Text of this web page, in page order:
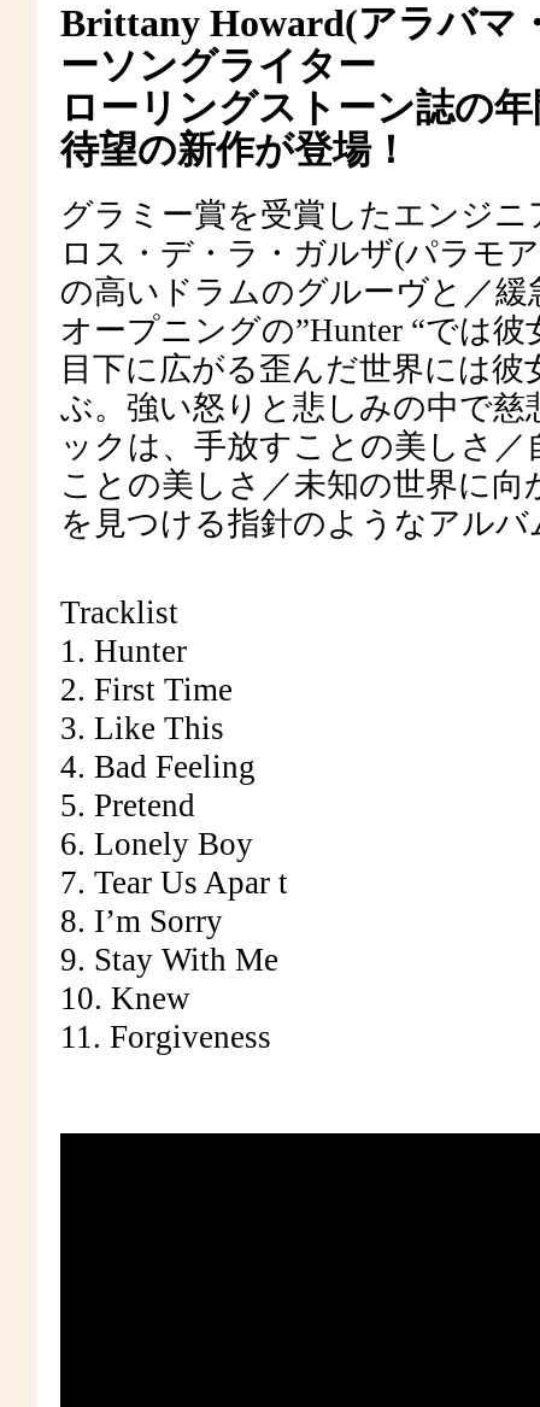
Brittany Howard(アラバマ
ーソングライター
ローリングストーン誌の
待望の新作が登場！
グラミー賞を受賞したエンジ
ロス・デ・ラ・ガルザ(パラモ
の高いドラムのグルーヴと／
オープニングの”Hunter “では
目下に広がる歪んだ世界には
ぶ。強い怒りと悲しみの中で
ックは、手放すことの美しさ
ことの美しさ／未知の世界に
を見つける指針のようなアルバ
Tracklist
1. Hunter
2. First Time
3. Like This
4. Bad Feeling
5. Pretend
6. Lonely Boy
7. Tear Us Apar t
8. I’m Sorry
9. Stay With Me
10. Knew
11. Forgiveness